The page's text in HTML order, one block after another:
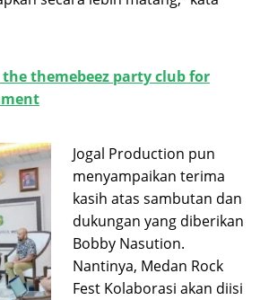
the themebeez party club for
Jogal Production pun
menyampaikan terima
kasih atas sambutan dan
dukungan yang diberikan
Bobby Nasution.
Nantinya, Medan Rock
Fest Kolaborasi akan diisi